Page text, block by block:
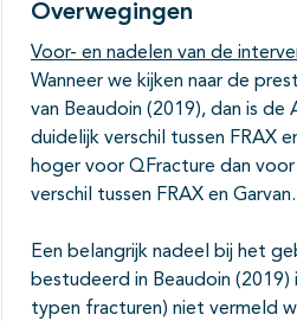
Overwegingen
Voor- en nadelen van de
Wanneer we kijken naar de
van Beaudoin (2019), dan is
duidelijk verschil tussen FRAX
hoger voor QFracture dan voor
verschil tussen FRAX en Garvan.
Een belangrijk nadeel bij het
bestudeerd in Beaudoin
typen fracturen) niet vermeld